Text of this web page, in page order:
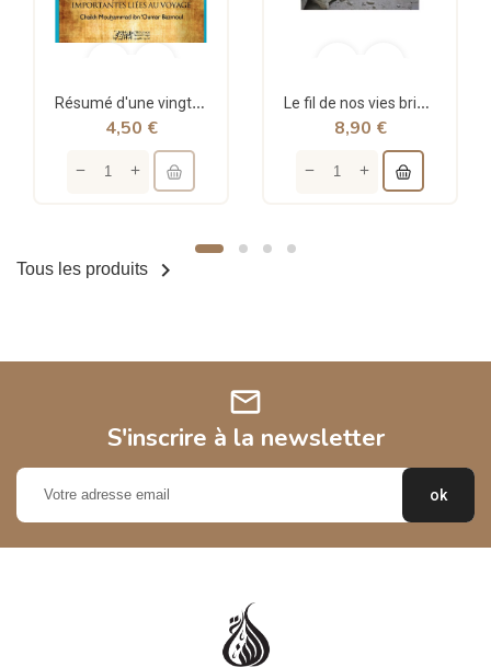
Résumé d'une vingtaine de règles jurisprudentielles liées au voyage - Bazmoul - Héritage...
4,50 €
Le fil de nos vies brisées - poche - Cécile Hennion - Points
8,90 €
Tous les produits 
mail
S'inscrire à la newsletter